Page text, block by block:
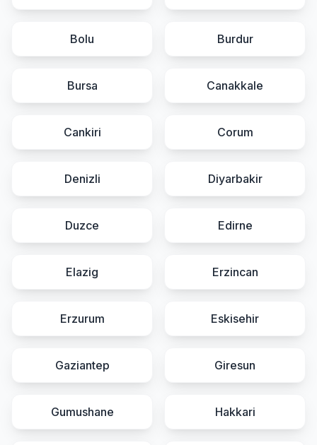
Bolu Burdur
Bursa Canakkale
Cankiri Corum
Denizli Diyarbakir
Duzce Edirne
Elazig Erzincan
Erzurum Eskisehir
Gaziantep Giresun
Gumushane Hakkari